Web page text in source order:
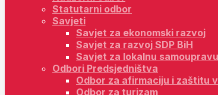
Statutarni odbor
Savjeti
Savjet za ekonomski razvoj
Savjet za razvoj SDP BiH
Savjet za lokalnu samoupravu
Odbori Predsjedništva
Odbor za afirmaciju i zaštitu
Odbor za turizam